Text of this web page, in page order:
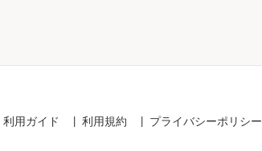
利用ガイド 利用規約 プライバシーポリシー